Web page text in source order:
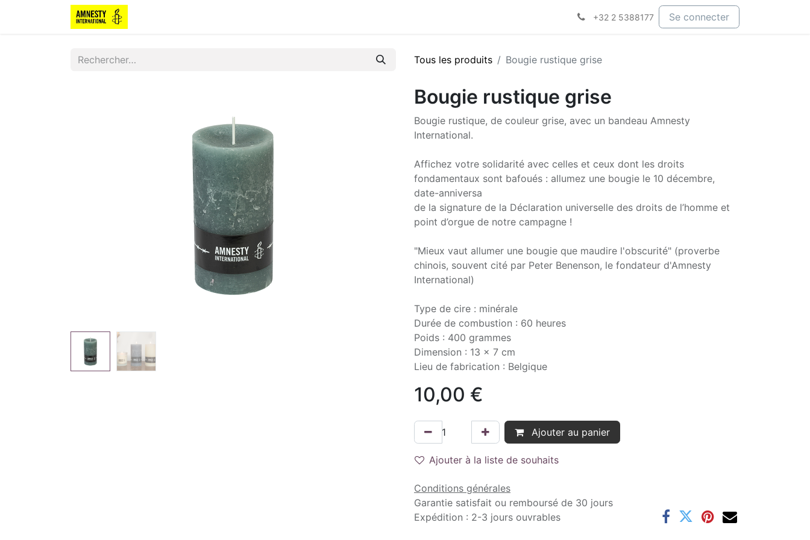
+32 2 5388177 Se connecter
Tous les produits Bougie rustique grise
Bougie rustique grise
Bougie rustique, de couleur grise, avec un bandeau Amnesty
International.
Affichez votre solidarité avec celles et ceux dont les droits
fondamentaux sont bafoués : allumez une bougie le 10 décembre,
date-anniversa
de la signature de la Déclaration universelle des droits de l’homme et
point d’orgue de notre campagne !
"Mieux vaut allumer une bougie que maudire l'obscurité" (proverbe
chinois, souvent cité par Peter Benenson, le fondateur d'Amnesty
International)
Type de cire : minérale
Durée de combustion : 60 heures
Poids : 400 grammes
Dimension : 13 x 7 cm
Lieu de fabrication : Belgique
10,00 €
Ajouter au panier
Ajouter à la liste de souhaits
Conditions générales
Garantie satisfait ou remboursé de 30 jours
Expédition : 2-3 jours ouvrables